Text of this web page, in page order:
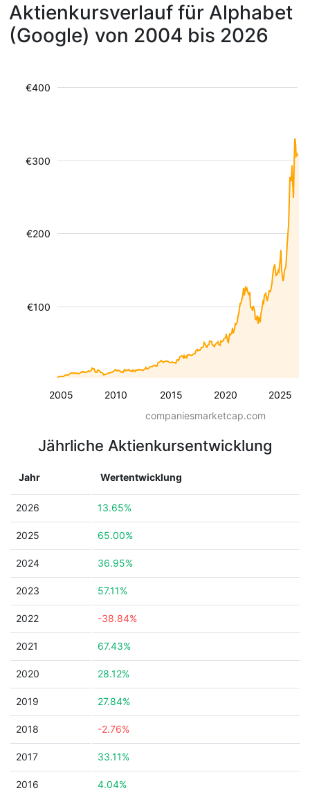
Aktienkursverlauf für Alphabet
(Google) von 2004 bis 2026
2005 2010 2015 2020 2025
€100
€200
€300
€400
companiesmarketcap.com
Jährliche Aktienkursentwicklung
Jahr Wertentwicklung
2026 13.65%
2025 65.00%
2024 36.95%
2023 57.11%
2022 -38.84%
2021 67.43%
2020 28.12%
2019 27.84%
2018 -2.76%
2017 33.11%
2016 4.04%